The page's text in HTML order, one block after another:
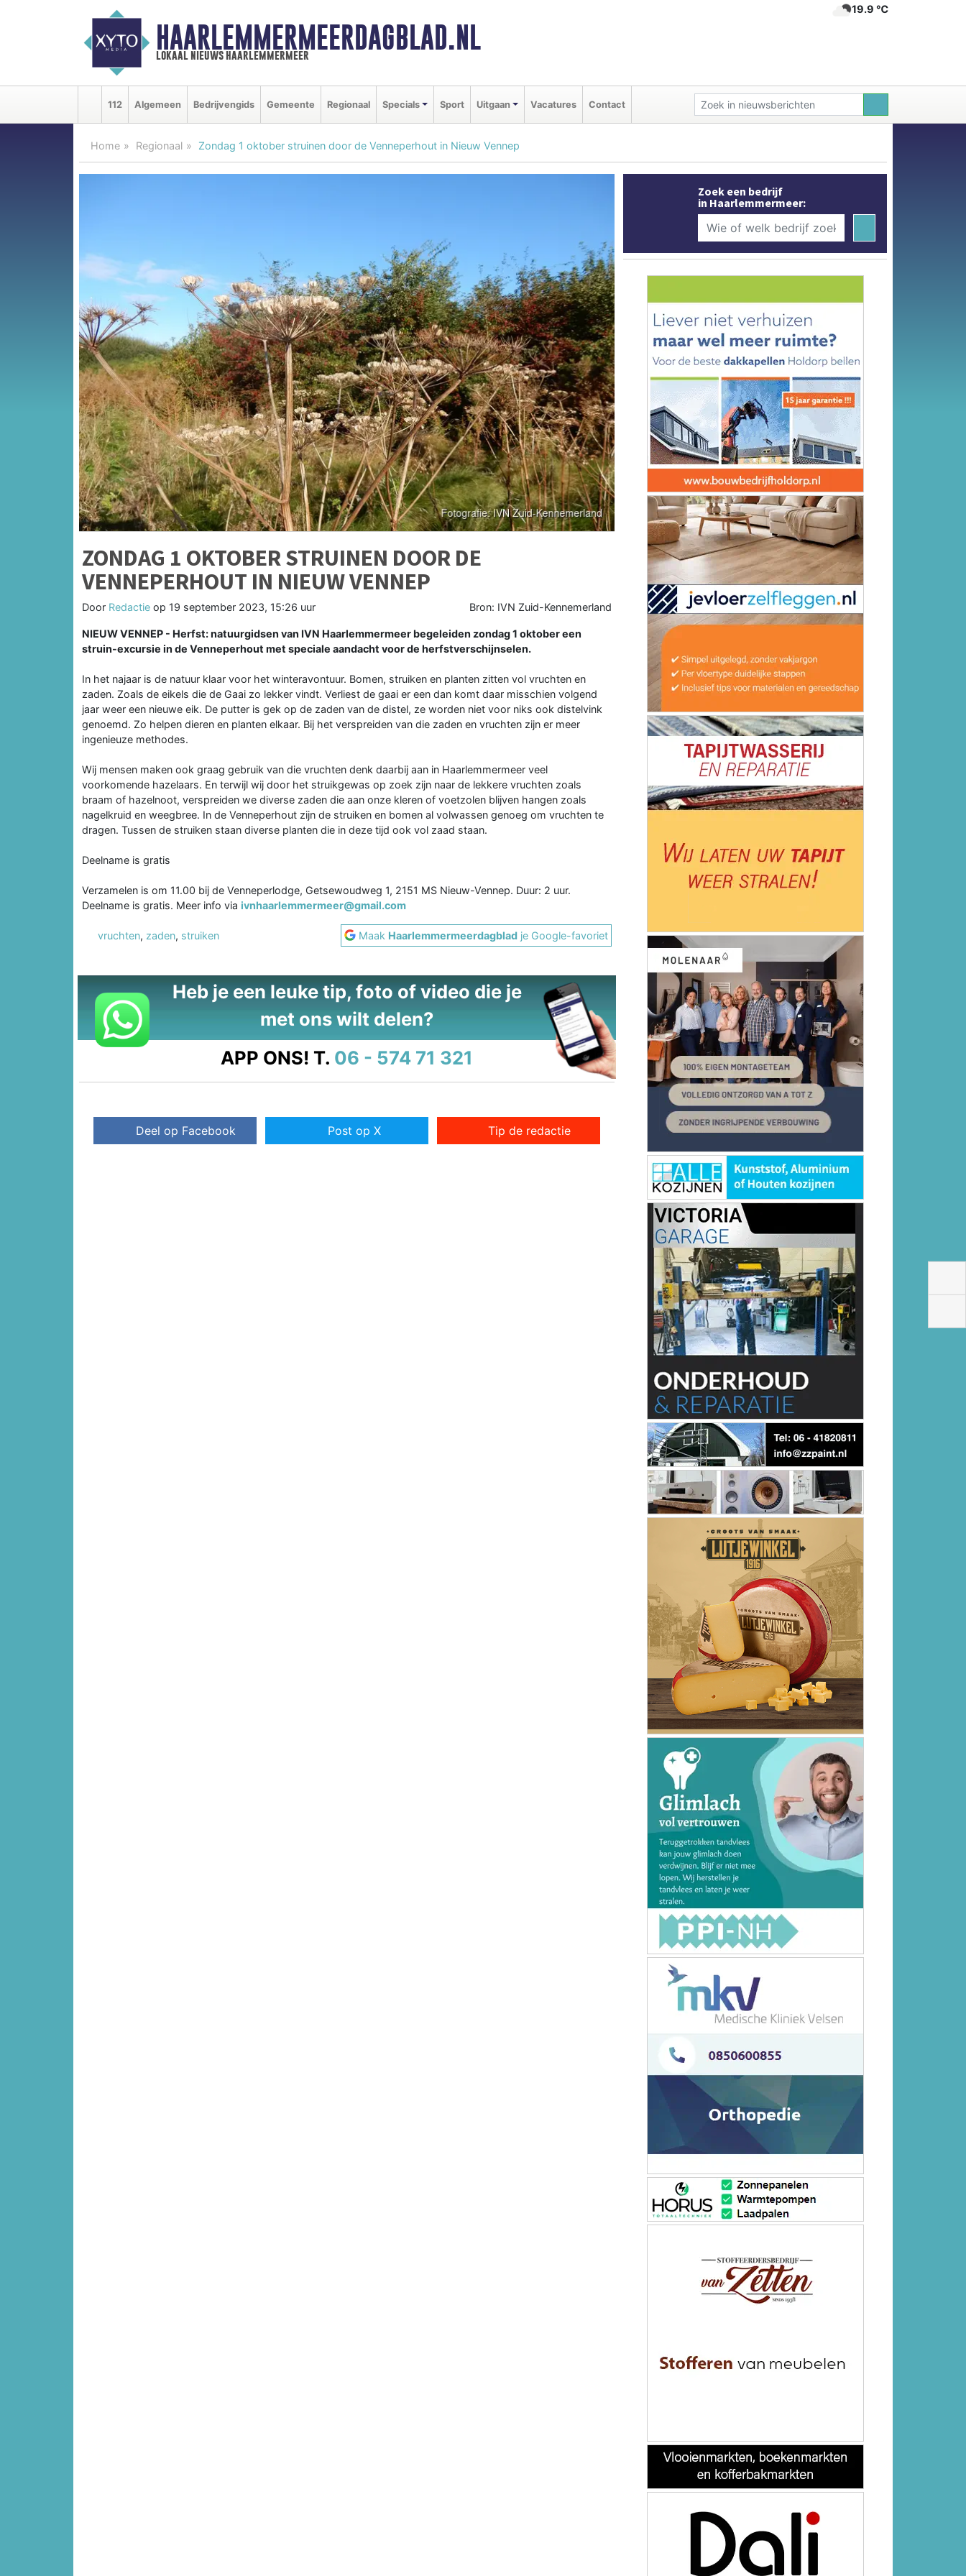
HAARLEMMERMEERDAGBLAD.NL
lokaal nieuws haarlemmermeer
19.9 ℃
112 Algemeen Bedrijvengids Gemeente Regionaal Specials Sport Uitgaan Vacatures Contact
Home Regionaal Zondag 1 oktober struinen door de Venneperhout in Nieuw Vennep
ZONDAG 1 OKTOBER STRUINEN DOOR DE
VENNEPERHOUT IN NIEUW VENNEP
Door Redactie op 19 september 2023, 15:26 uur Bron: IVN Zuid-Kennemerland
NIEUW VENNEP - Herfst: natuurgidsen van IVN Haarlemmermeer begeleiden zondag 1 oktober een
struin-excursie in de Venneperhout met speciale aandacht voor de herfstverschijnselen.
In het najaar is de natuur klaar voor het winteravontuur. Bomen, struiken en planten zitten vol vruchten en
zaden. Zoals de eikels die de Gaai zo lekker vindt. Verliest de gaai er een dan komt daar misschien volgend
jaar weer een nieuwe eik. De putter is gek op de zaden van de distel, ze worden niet voor niks ook distelvink
genoemd. Zo helpen dieren en planten elkaar. Bij het verspreiden van die zaden en vruchten zijn er meer
ingenieuze methodes.
Wij mensen maken ook graag gebruik van die vruchten denk daarbij aan in Haarlemmermeer veel
voorkomende hazelaars. En terwijl wij door het struikgewas op zoek zijn naar de lekkere vruchten zoals
braam of hazelnoot, verspreiden we diverse zaden die aan onze kleren of voetzolen blijven hangen zoals
nagelkruid en weegbree. In de Venneperhout zijn de struiken en bomen al volwassen genoeg om vruchten te
dragen. Tussen de struiken staan diverse planten die in deze tijd ook vol zaad staan.
Deelname is gratis
Verzamelen is om 11.00 bij de Venneperlodge, Getsewoudweg 1, 2151 MS Nieuw-Vennep. Duur: 2 uur.
Deelname is gratis. Meer info via ivnhaarlemmermeer@gmail.com
vruchten, zaden, struiken Maak Haarlemmermeerdagblad je Google-favoriet
Heb je een leuke tip, foto of video die je
met ons wilt delen?
APP ONS! T. 06 - 574 71 321
Deel op Facebook Post op X Tip de redactie
Zoek een bedrijf
in Haarlemmermeer: